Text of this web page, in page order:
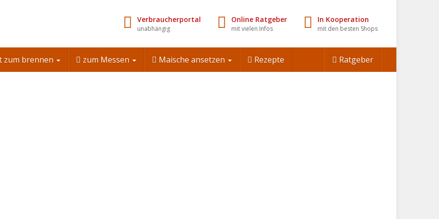
Verbraucherportal
unabhängig
Online Ratgeber
mit vielen Infos
In Kooperation
mit den besten Shops
Ratgeber
zum brennen zum Messen Maische ansetzen Rezepte